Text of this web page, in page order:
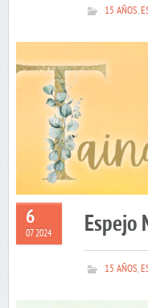
15 AÑOS,
6
07 2024 Espejo
15 AÑOS,